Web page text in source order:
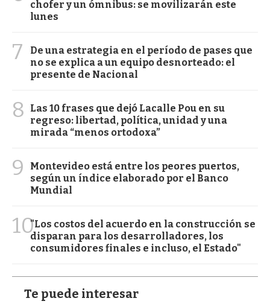
chofer y un ómnibus: se movilizarán este
lunes
7
De una estrategia en el período de pases que
no se explica a un equipo desnorteado: el
presente de Nacional
8
Las 10 frases que dejó Lacalle Pou en su
regreso: libertad, política, unidad y una
mirada “menos ortodoxa”
9
Montevideo está entre los peores puertos,
según un índice elaborado por el Banco
Mundial
10"Los costos del acuerdo en la construcción se
disparan para los desarrolladores, los
consumidores finales e incluso, el Estado"
Te puede interesar